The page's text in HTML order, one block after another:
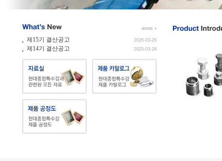
제15기 결산공고 2026-03-26
제14기 결산공고 2025-03-28